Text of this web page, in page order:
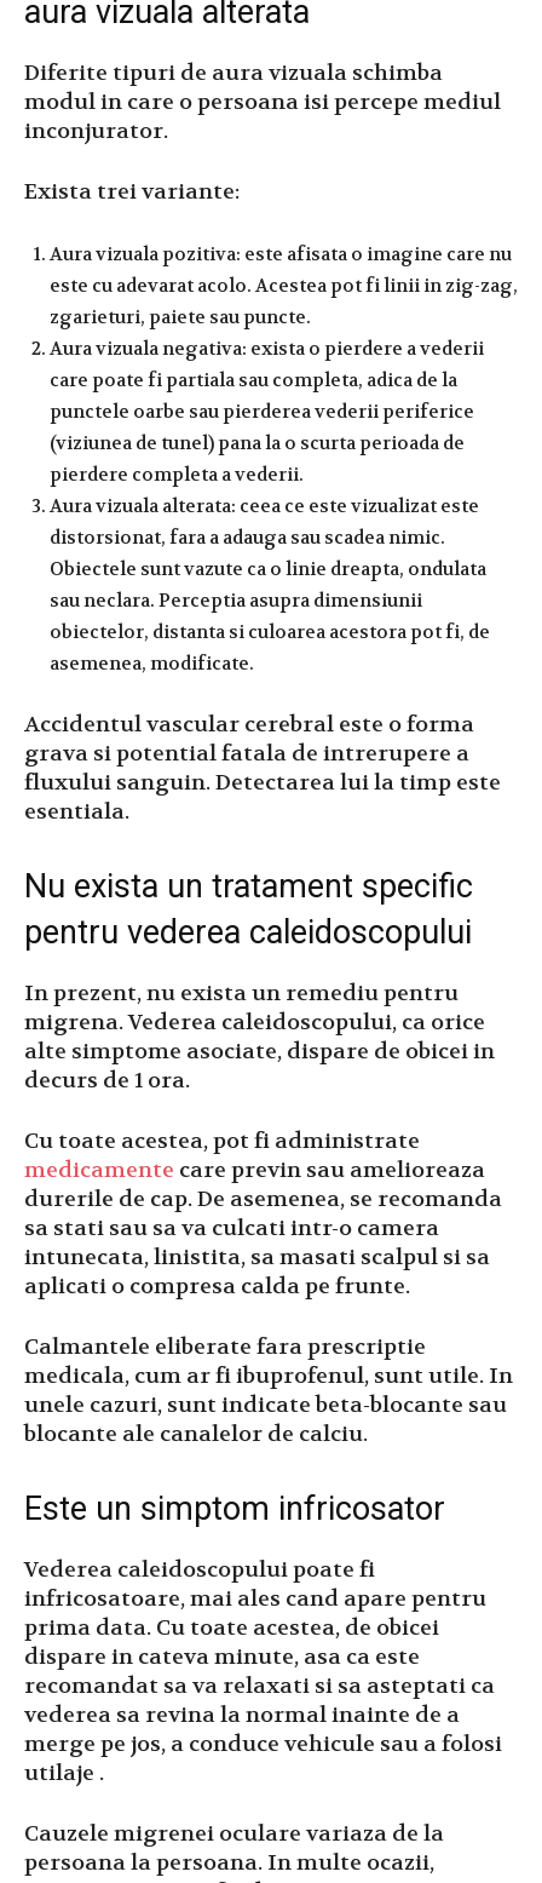
aura vizuala alterata
Diferite tipuri de aura vizuala schimba
modul in care o persoana isi percepe mediul
inconjurator.
Exista trei variante:
Aura vizuala pozitiva: este afisata o imagine care nu
este cu adevarat acolo. Acestea pot fi linii in zig-zag,
zgarieturi, paiete sau puncte.
Aura vizuala negativa: exista o pierdere a vederii
care poate fi partiala sau completa, adica de la
punctele oarbe sau pierderea vederii periferice
(viziunea de tunel) pana la o scurta perioada de
pierdere completa a vederii.
Aura vizuala alterata: ceea ce este vizualizat este
distorsionat, fara a adauga sau scadea nimic.
Obiectele sunt vazute ca o linie dreapta, ondulata
sau neclara. Perceptia asupra dimensiunii
obiectelor, distanta si culoarea acestora pot fi, de
asemenea, modificate.
Accidentul vascular cerebral este o forma
grava si potential fatala de intrerupere a
fluxului sanguin. Detectarea lui la timp este
esentiala.
Nu exista un tratament specific
pentru vederea caleidoscopului
In prezent, nu exista un remediu pentru
migrena. Vederea caleidoscopului, ca orice
alte simptome asociate, dispare de obicei in
decurs de 1 ora.
Cu toate acestea, pot fi administrate
medicamente care previn sau amelioreaza
durerile de cap. De asemenea, se recomanda
sa stati sau sa va culcati intr-o camera
intunecata, linistita, sa masati scalpul si sa
aplicati o compresa calda pe frunte.
Calmantele eliberate fara prescriptie
medicala, cum ar fi ibuprofenul, sunt utile. In
unele cazuri, sunt indicate beta-blocante sau
blocante ale canalelor de calciu.
Este un simptom infricosator
Vederea caleidoscopului poate fi
infricosatoare, mai ales cand apare pentru
prima data. Cu toate acestea, de obicei
dispare in cateva minute, asa ca este
recomandat sa va relaxati si sa asteptati ca
vederea sa revina la normal inainte de a
merge pe jos, a conduce vehicule sau a folosi
utilaje .
Cauzele migrenei oculare variaza de la
persoana la persoana. In multe ocazii,